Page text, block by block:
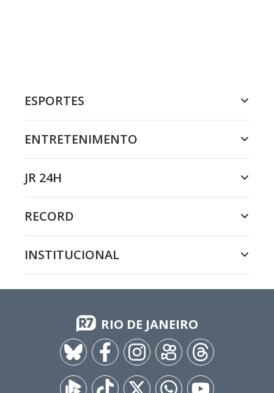
ESPORTES
ENTRETENIMENTO
JR 24H
RECORD
INSTITUCIONAL
RIO DE JANEIRO